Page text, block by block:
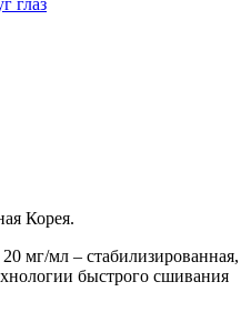
Корея.
мг/мл – стабилизированная,
быстрого сшивания